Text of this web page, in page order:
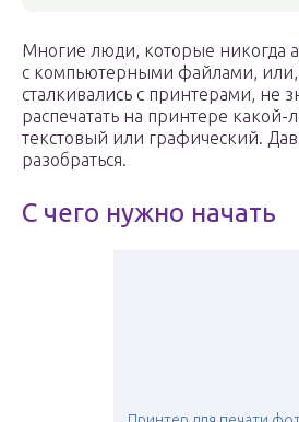
Многие люди, которые никогда
с компьютерными файлами, или,
сталкивались с принтерами, не
распечатать на принтере
текстовый или графический.
разобраться.
С чего нужно начать